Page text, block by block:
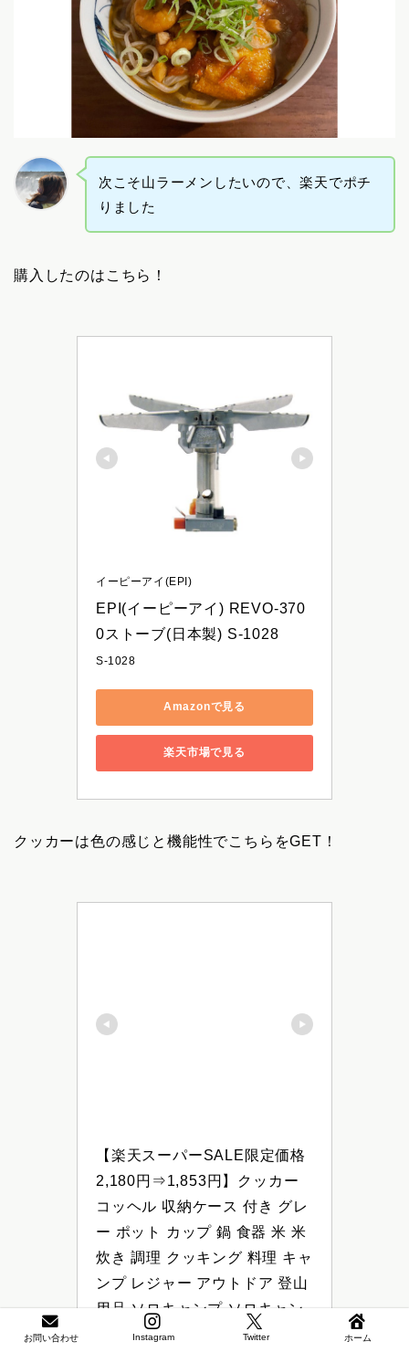
次こそ山ラーメンしたいので、楽天でポチ
りました
購入したのはこちら！
イーピーアイ(EPI)
EPI(イーピーアイ) REVO-370
0ストーブ(日本製) S-1028
S-1028
Amazonで見る
楽天市場で見る
クッカーは色の感じと機能性でこちらをGET！
【楽天スーパーSALE限定価格
2,180円⇒1,853円】クッカー
コッヘル 収納ケース 付き グレ
ー ポット カップ 鍋 食器 米 米
炊き 調理 クッキング 料理 キャ
ンプ レジャー アウトドア 登山
用品 ソロキャンプ ソロキャン
BBQ ライスクッカー アルミク
お問い合わせ Instagram Twitter ホーム